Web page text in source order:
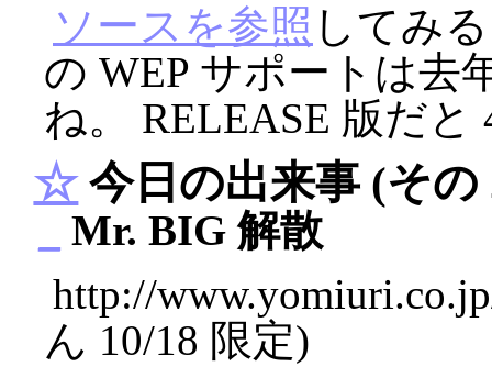
ソースを参照 してみ
の WEP サポートは去
ね。 RELEASE 版だと
☆今日の出来事 (その
Mr. BIG 解散
http://
ん 10/18 限定)